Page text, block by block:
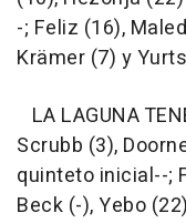
-; Feliz (16),
Krämer (7) y
LA LAGUNA
Scrubb (3),
quinteto inicial--;
Beck (-), Yebo